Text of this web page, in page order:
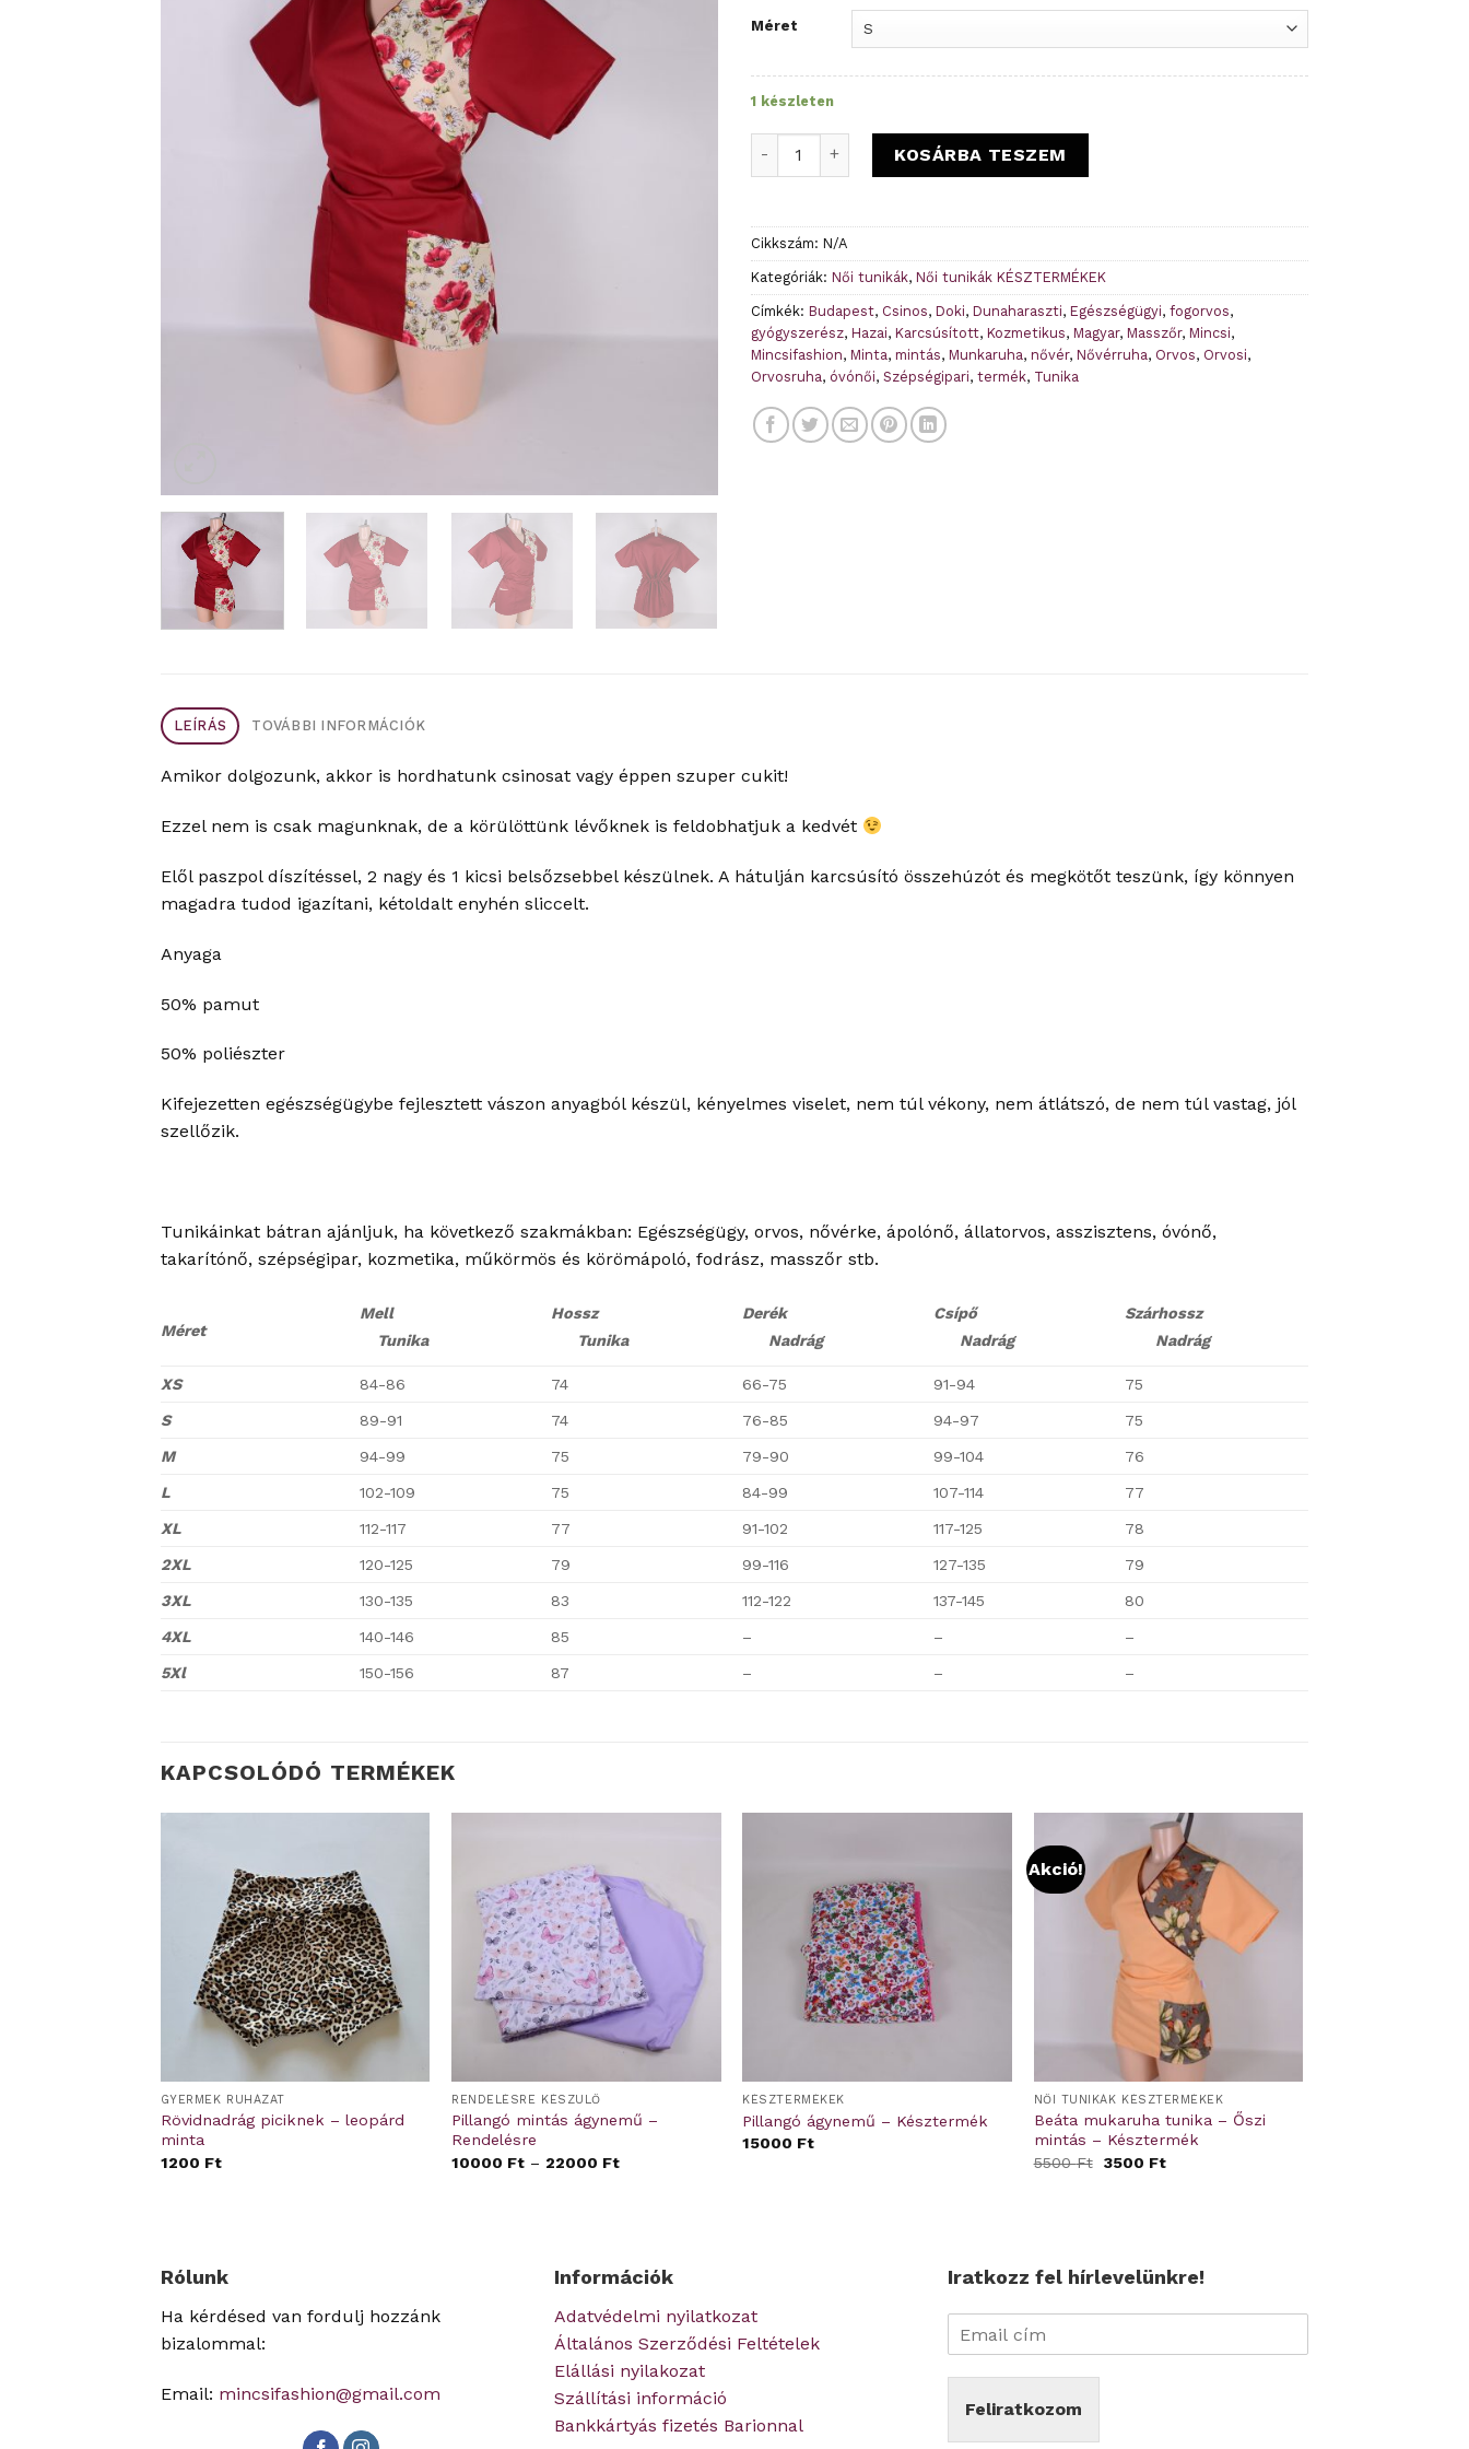
was:
5500 Ft.3500 Ft.
Méret
1 készleten
S Beáta munkaruha tunika- Pipacs - Késztermék mennyiség
KOSÁRBA TESZEM
Cikkszám: N/A
Kategóriák: Női tunikák, Női tunikák KÉSZTERMÉKEK
Címkék: Budapest, Csinos, Doki, Dunaharaszti, Egészségügyi, fogorvos,
gyógyszerész, Hazai, Karcsúsított, Kozmetikus, Magyar, Masszőr, Mincsi,
Mincsifashion, Minta, mintás, Munkaruha, nővér, Nővérruha, Orvos, Orvosi,
Orvosruha, óvónői, Szépségipari, termék, Tunika
LEÍRÁS TOVÁBBI INFORMÁCIÓK
Amikor dolgozunk, akkor is hordhatunk csinosat vagy éppen szuper cukit!
Ezzel nem is csak magunknak, de a körülöttünk lévőknek is feldobhatjuk a kedvét
Elől paszpol díszítéssel, 2 nagy és 1 kicsi belsőzsebbel készülnek. A hátulján karcsúsító összehúzót és megkötőt teszünk, így könnyen
magadra tudod igazítani, kétoldalt enyhén sliccelt.
Anyaga
50% pamut
50% poliészter
Kifejezetten egészségügybe fejlesztett vászon anyagból készül, kényelmes viselet, nem túl vékony, nem átlátszó, de nem túl vastag, jól
szellőzik.
Tunikáinkat bátran ajánljuk, ha következő szakmákban: Egészségügy, orvos, nővérke, ápolónő, állatorvos, asszisztens, óvónő,
takarítónő, szépségipar, kozmetika, műkörmös és körömápoló, fodrász, masszőr stb.
Méret
Mell
Tunika
Hossz
Tunika
Derék
Nadrág
Csípő
Nadrág
Szárhossz
Nadrág
XS 84-86 74 66-75 91-94 75
S 89-91 74 76-85 94-97 75
M 94-99 75 79-90 99-104 76
L 102-109 75 84-99 107-114 77
XL 112-117 77 91-102 117-125 78
2XL 120-125 79 99-116 127-135 79
3XL 130-135 83 112-122 137-145 80
4XL 140-146 85 – – –
5Xl 150-156 87 – – –
KAPCSOLÓDÓ TERMÉKEK
GYERMEK RUHÁZAT
Rövidnadrág piciknek – leopárd
minta
1200 Ft
RENDELÉSRE KÉSZÜLŐ
Pillangó mintás ágynemű –
Rendelésre
10000 Ft – 22000 Ft
KÉSZTERMÉKEK
Pillangó ágynemű – Késztermék
15000 Ft
Akció!
NŐI TUNIKÁK KÉSZTERMÉKEK
Beáta mukaruha tunika – Őszi
mintás – Késztermék
5500Ft
Original
3500 FtCurrent
Rólunk
Ha kérdésed van fordulj hozzánk
bizalommal:
Email: mincsifashion@gmail.com
Információk
Adatvédelmi nyilatkozat
Általános Szerződési Feltételek
Elállási nyilakozat
Szállítási információ
Bankkártyás fizetés Barionnal
Iratkozz fel hírlevelünkre!
Feliratkozom